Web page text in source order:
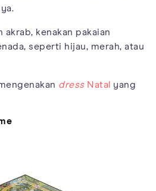
kenakan pakaian
seperti hijau, merah, atau
dressNatal
yang